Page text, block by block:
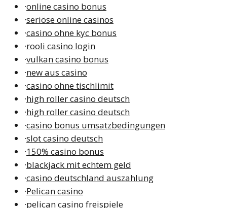
·online casino bonus
·seriöse online casinos
·casino ohne kyc bonus
·rooli casino login
·vulkan casino bonus
·new aus casino
·casino ohne tischlimit
·high roller casino deutsch
·high roller casino deutsch
·casino bonus umsatzbedingungen
·slot casino deutsch
·150% casino bonus
·blackjack mit echtem geld
·casino deutschland auszahlung
·Pelican casino
·pelican casino freispiele